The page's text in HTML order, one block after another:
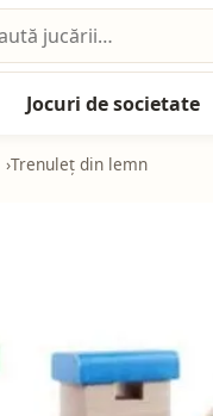
Jocuri de societate
Trenuleț din lemn